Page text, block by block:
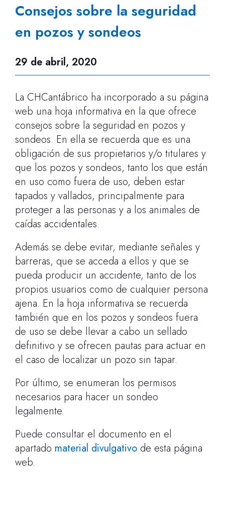
Consejos sobre la seguridad
en pozos y sondeos
29 de abril, 2020
La CHCantábrico ha incorporado a su página
web una hoja informativa en la que ofrece
consejos sobre la seguridad en pozos y
sondeos. En ella se recuerda que es una
obligación de sus propietarios y/o titulares y
que los pozos y sondeos, tanto los que están
en uso como fuera de uso, deben estar
tapados y vallados, principalmente para
proteger a las personas y a los animales de
caídas accidentales.
Además se debe evitar, mediante señales y
barreras, que se acceda a ellos y que se
pueda producir un accidente, tanto de los
propios usuarios como de cualquier persona
ajena. En la hoja informativa se recuerda
también que en los pozos y sondeos fuera
de uso se debe llevar a cabo un sellado
definitivo y se ofrecen pautas para actuar en
el caso de localizar un pozo sin tapar.
Por último, se enumeran los permisos
necesarios para hacer un sondeo
legalmente.
Puede consultar el documento en el
apartado material divulgativo de esta página
web.